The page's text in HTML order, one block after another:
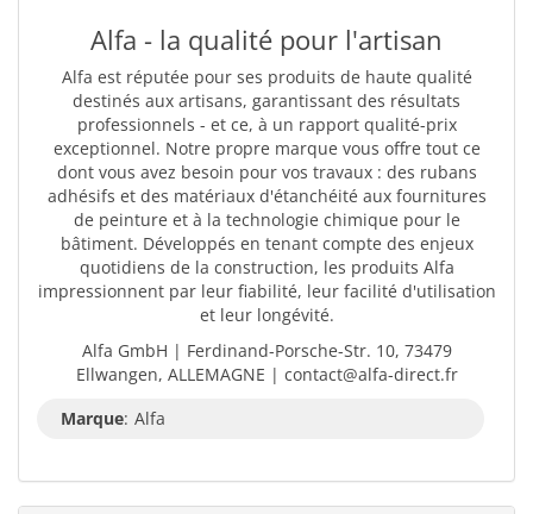
Alfa - la qualité pour l'artisan
Alfa est réputée pour ses produits de haute qualité
destinés aux artisans, garantissant des résultats
professionnels - et ce, à un rapport qualité-prix
exceptionnel. Notre propre marque vous offre tout ce
dont vous avez besoin pour vos travaux : des rubans
adhésifs et des matériaux d'étanchéité aux fournitures
de peinture et à la technologie chimique pour le
bâtiment. Développés en tenant compte des enjeux
quotidiens de la construction, les produits Alfa
impressionnent par leur fiabilité, leur facilité d'utilisation
et leur longévité.
Alfa GmbH | Ferdinand-Porsche-Str. 10, 73479
Ellwangen, ALLEMAGNE | contact@alfa-direct.fr
Marque: Alfa